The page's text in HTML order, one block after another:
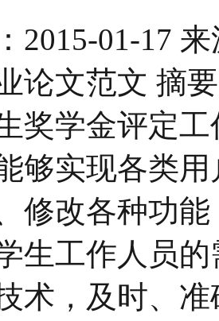
2015-01-17 来
论文范文 摘
奖学金评定
够实现各类
修改各种功
生工作人员
术，及时、